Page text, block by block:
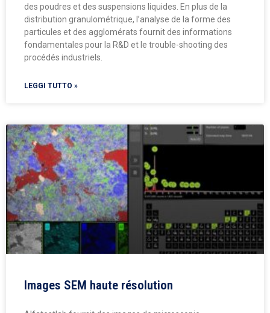
des poudres et des suspensions liquides. En plus de la
distribution granulométrique, l’analyse de la forme des
particules et des agglomérats fournit des informations
fondamentales pour la R&D et le trouble-shooting des
procédés industriels.
LEGGI TUTTO »
Images SEM haute résolution